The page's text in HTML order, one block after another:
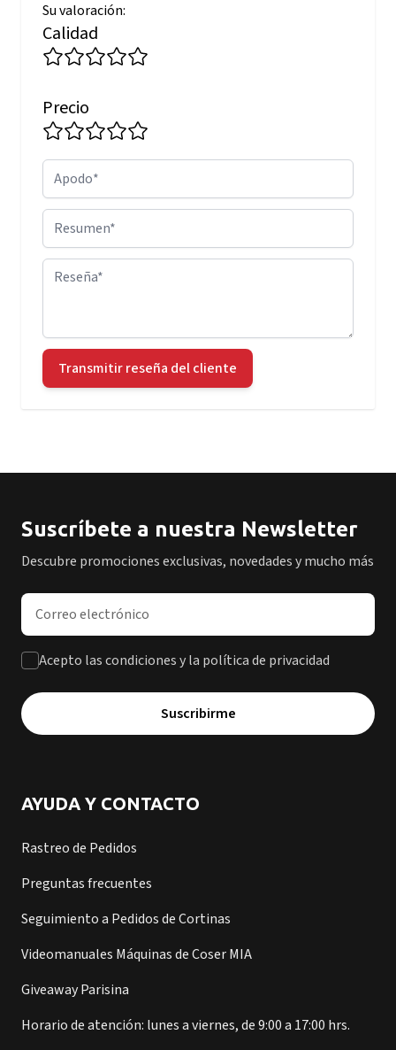
Su valoración:
Calidad
Precio
Apodo
Resumen
Reseña
Transmitir reseña del cliente
Suscríbete a nuestra Newsletter
Descubre promociones exclusivas, novedades y mucho más
Dirección de correo electrónico
Acepto las condiciones y la política de privacidad
Suscribirme
AYUDA Y CONTACTO
Rastreo de Pedidos
Preguntas frecuentes
Seguimiento a Pedidos de Cortinas
Videomanuales Máquinas de Coser MIA
Giveaway Parisina
Horario de atención: lunes a viernes, de 9:00 a 17:00 hrs.